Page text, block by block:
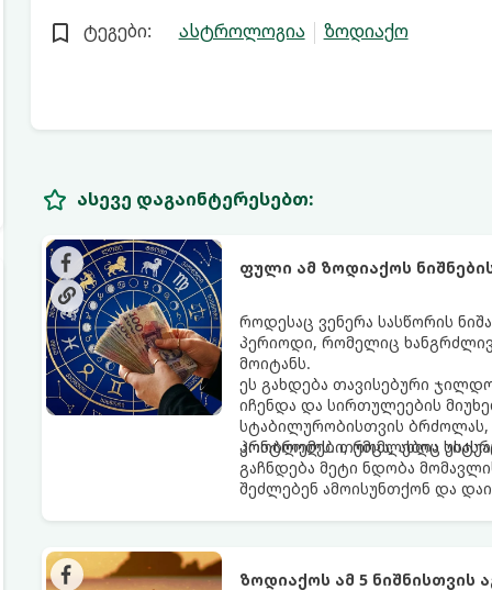
ტეგები: ასტროლოგია ზოდიაქო
ასევე დაგაინტერესებთ:
ფული ამ ზოდიაქოს
როდესაც ვენერა სასწორის
პერიოდი, რომელიც
მოიტანს.
ეს გახდება თავისებური
იჩენდა და სირთულეების
სტაბილურობისთვის ბრძოლას,
კონტროლს. თუმცა, ახლა
პრობლემები, რომლებიც
გაჩნდება მეტი ნდობა
შეძლებენ ამოისუნთქონ და
ზოდიაქოს ამ 5 ნიშნისთვის